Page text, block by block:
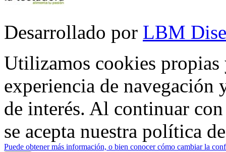
Desarrollado por LBM
Utilizamos cookies propias
experiencia de
de interés. Al continuar
se acepta nuestra política
Puede obtener más información, o bien conocer cómo cambiar la